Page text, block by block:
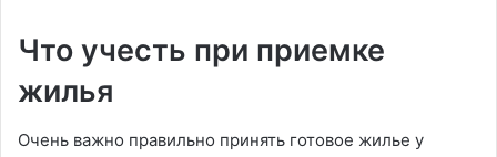
Что учесть при приемке
жилья
Очень важно правильно принять готовое жилье у